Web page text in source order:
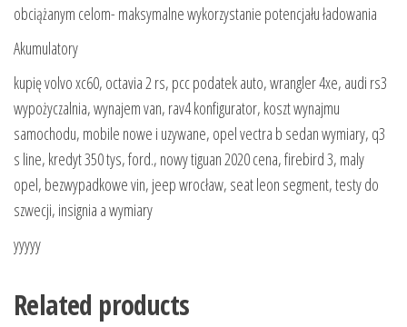
obciążanym celom- maksymalne wykorzystanie potencjału ładowania
Akumulatory
kupię volvo xc60, octavia 2 rs, pcc podatek auto, wrangler 4xe, audi rs3
wypożyczalnia, wynajem van, rav4 konfigurator, koszt wynajmu
samochodu, mobile nowe i uzywane, opel vectra b sedan wymiary, q3
s line, kredyt 350 tys, ford., nowy tiguan 2020 cena, firebird 3, maly
opel, bezwypadkowe vin, jeep wrocław, seat leon segment, testy do
szwecji, insignia a wymiary
yyyyy
Related products